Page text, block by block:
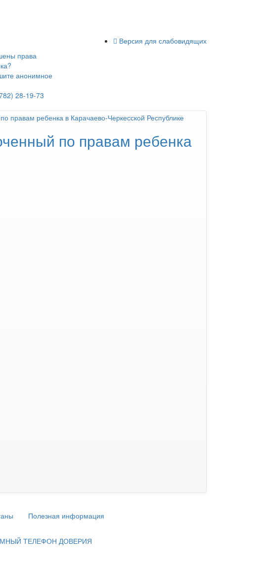
Версия для слабовидящих
права
анонимное
28-19-73
по правам ребенка
Полезная информация
ТЕЛЕФОН ДОВЕРИЯ